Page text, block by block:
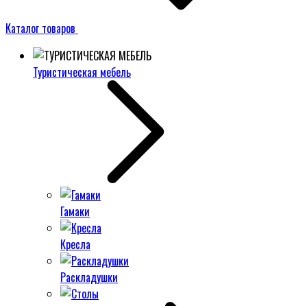
Каталог товаров
Туристическая мебель
Гамаки
Кресла
Раскладушки